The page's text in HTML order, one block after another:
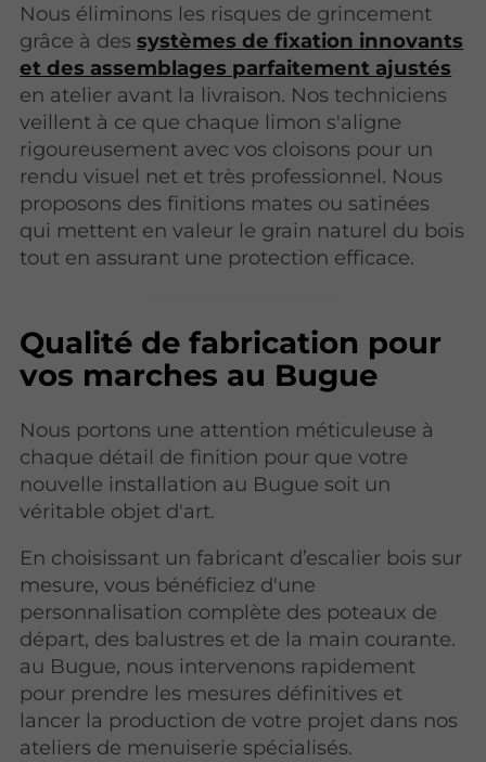
Nous éliminons les risques de grincement
grâce à dessystèmes de fixation innovants
et des assemblages parfaitement ajustés
en atelier avant la livraison. Nos techniciens
veillent à ce que chaque limon s'aligne
rigoureusement avec vos cloisons pour un
rendu visuel net et très professionnel. Nous
proposons des finitions mates ou satinées
qui mettent en valeur le grain naturel du bois
tout en assurant une protection efficace.
Qualité de fabrication pour
vos marches au Bugue
Nous portons une attention méticuleuse à
chaque détail de finition pour que votre
nouvelle installation au Bugue soit un
véritable objet d'art.
En choisissant un fabricant d’escalier bois sur
mesure, vous bénéficiez d'une
personnalisation complète des poteaux de
départ, des balustres et de la main courante.
au Bugue, nous intervenons rapidement
pour prendre les mesures définitives et
lancer la production de votre projet dans nos
ateliers de menuiserie spécialisés.